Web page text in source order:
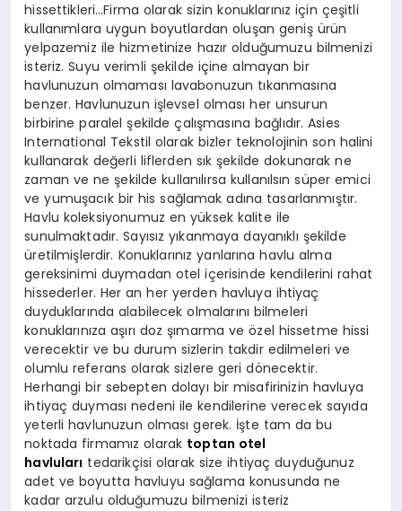
hissettikleri…Firma olarak sizin konuklarınız için çeşitli
kullanımlara uygun boyutlardan oluşan geniş ürün
yelpazemiz ile hizmetinize hazır olduğumuzu bilmenizi
isteriz. Suyu verimli şekilde içine almayan bir
havlunuzun olmaması lavabonuzun tıkanmasına
benzer. Havlunuzun işlevsel olması her unsurun
birbirine paralel şekilde çalışmasına bağlıdır. Asies
International Tekstil olarak bizler teknolojinin son halini
kullanarak değerli liflerden sık şekilde dokunarak ne
zaman ve ne şekilde kullanılırsa kullanılsın süper emici
ve yumuşacık bir his sağlamak adına tasarlanmıştır.
Havlu koleksiyonumuz en yüksek kalite ile
sunulmaktadır. Sayısız yıkanmaya dayanıklı şekilde
üretilmişlerdir. Konuklarınız yanlarına havlu alma
gereksinimi duymadan otel içerisinde kendilerini rahat
hissederler. Her an her yerden havluya ihtiyaç
duyduklarında alabilecek olmalarını bilmeleri
konuklarınıza aşırı doz şımarma ve özel hissetme hissi
verecektir ve bu durum sizlerin takdir edilmeleri ve
olumlu referans olarak sizlere geri dönecektir.
Herhangi bir sebepten dolayı bir misafirinizin havluya
ihtiyaç duyması nedeni ile kendilerine verecek sayıda
yeterli havlunuzun olması gerek. İşte tam da bu
noktada firmamız olarak toptan otel
havluları tedarikçisi olarak size ihtiyaç duyduğunuz
adet ve boyutta havluyu sağlama konusunda ne
kadar arzulu olduğumuzu bilmenizi isteriz